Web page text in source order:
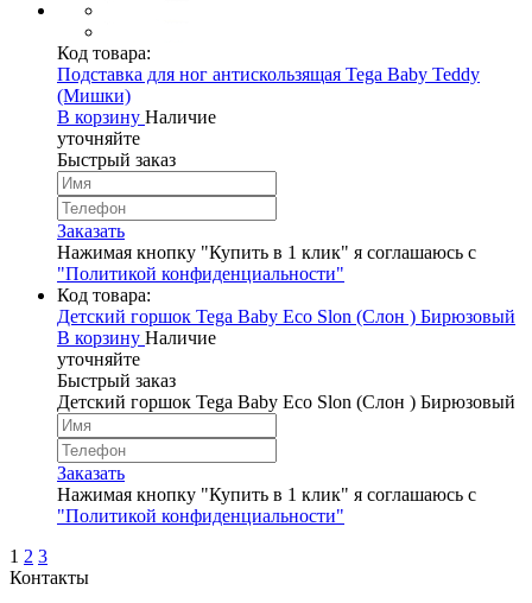
Код товара:
Подставка для ног антискользящая Tega Baby Teddy
(Мишки)
В корзину Наличие
уточняйте
Быстрый заказ
Заказать
Нажимая кнопку "Купить в 1 клик" я соглашаюсь с
"Политикой конфиденциальности"
Код товара:
Детский горшок Tega Baby Eco Slon (Слон ) Бирюзовый
В корзину Наличие
уточняйте
Быстрый заказ
Детский горшок Tega Baby Eco Slon (Слон ) Бирюзовый
Заказать
Нажимая кнопку "Купить в 1 клик" я соглашаюсь с
"Политикой конфиденциальности"
1 2 3
Контакты